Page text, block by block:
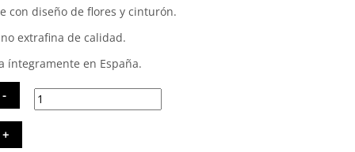
actual
es:
126,65€.
con diseño de flores y cinturón.
extrafina de calidad.
íntegramente en España.